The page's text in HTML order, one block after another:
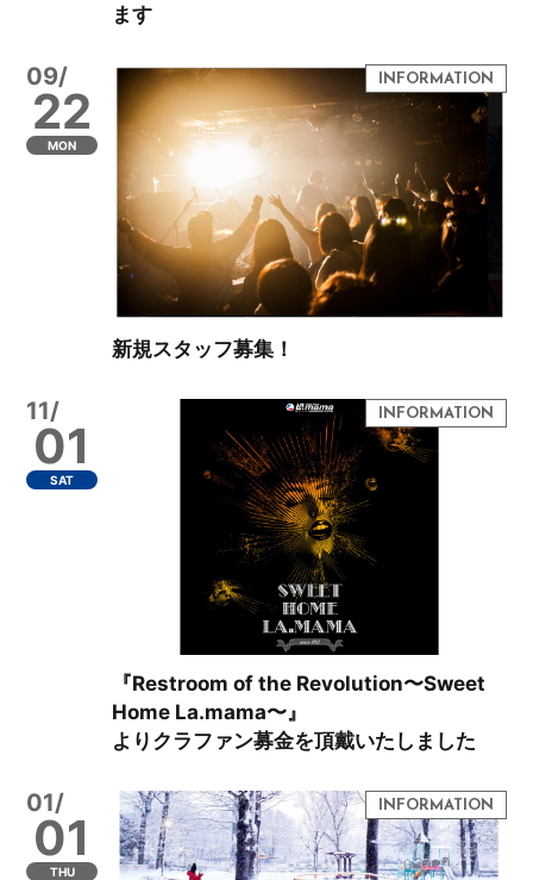
ます
09/
22
MON
新規スタッフ募集！
11/
01
SAT
『Restroom of the Revolution〜Sweet
Home La.mama〜』
よりクラファン募金を頂戴いたしました
01/
01
THU